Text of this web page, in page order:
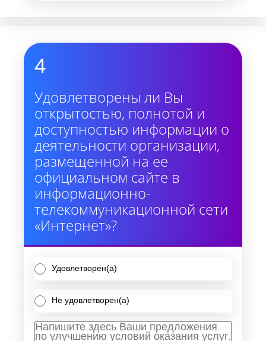
4
Удовлетворены ли Вы
открытостью, полнотой и
доступностью информации о
деятельности организации,
размещенной на ее
официальном сайте в
информационно-
телекоммуникационной сети
«Интернет»?
Удовлетворен(а)
Не удовлетворен(а)